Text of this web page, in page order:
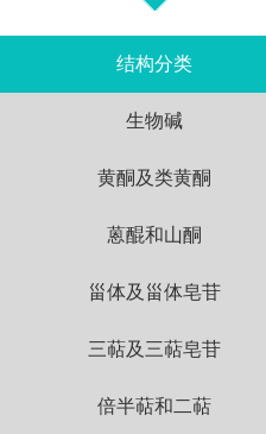
结构分类
生物碱
黄酮及类黄酮
蒽醌和山酮
甾体及甾体皂苷
三萜及三萜皂苷
倍半萜和二萜